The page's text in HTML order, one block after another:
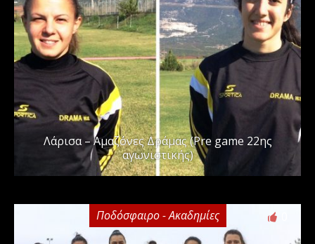
Λάρισα – Αμαζόνες Δράμας (Pre game 22ης
αγωνιστικής)
Ποδόσφαιρο - Ακαδημίες